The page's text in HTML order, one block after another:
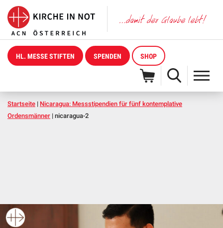
HL. MESSE STIFTEN SPENDEN SHOP
Startseite | Nicaragua: Messstipendien für fünf kontemplative
Ordensmänner | nicaragua-2